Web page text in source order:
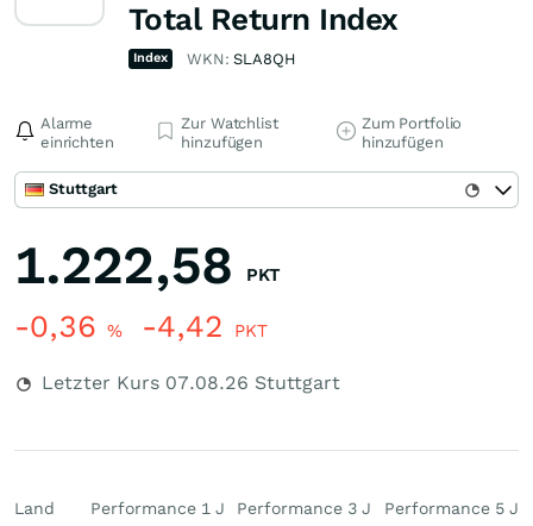
Total Return Index
Index WKN:SLA8QH
Alarme
einrichten
Zur Watchlist
hinzufügen
Zum Portfolio
hinzufügen
Stuttgart
1.222,58 PKT
-0,36 % -4,42 PKT
Letzter Kurs 07.08.26 Stuttgart
Land Performance 1 J Performance 3 J Performance 5 J